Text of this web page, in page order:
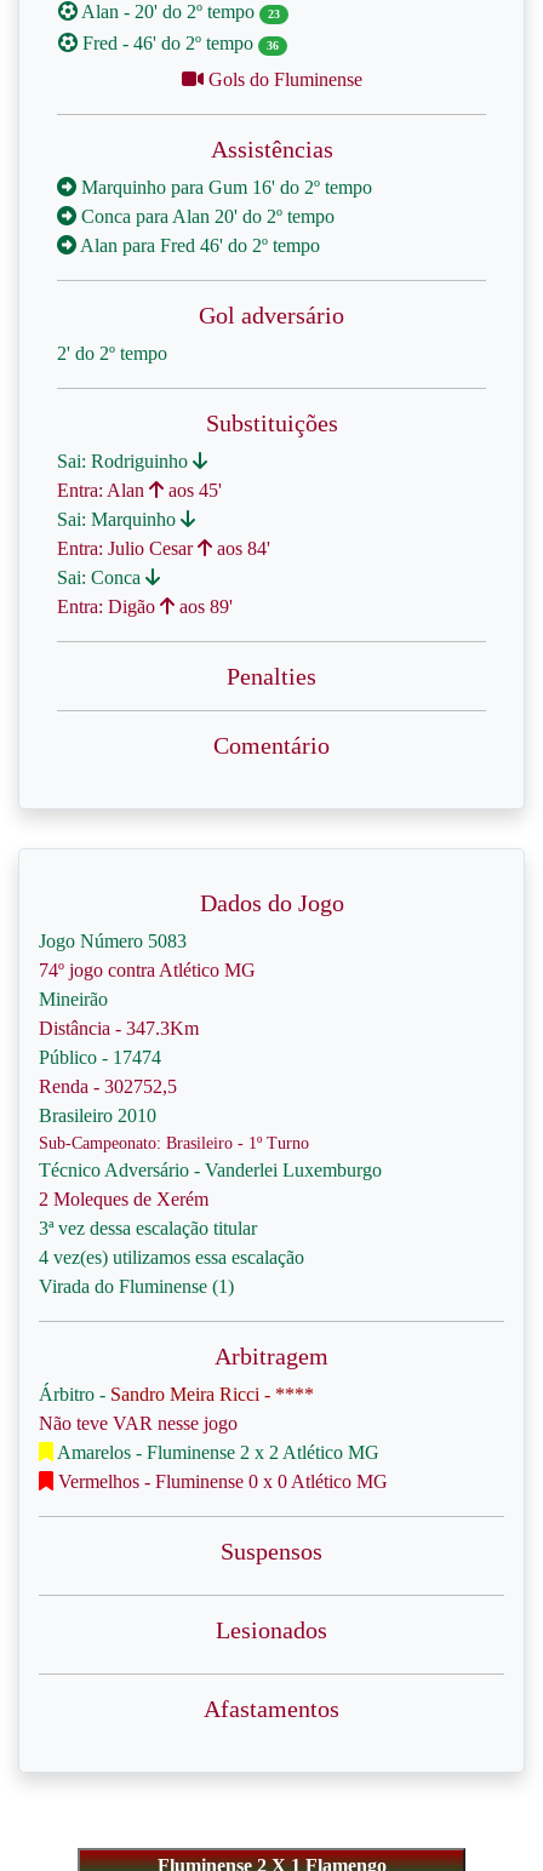
Alan - 20' do 2º tempo 23
Fred - 46' do 2º tempo 36
Gols do Fluminense
Assistências
Marquinho para Gum 16' do 2º tempo
Conca para Alan 20' do 2º tempo
Alan para Fred 46' do 2º tempo
Gol adversário
2' do 2º tempo
Substituições
Sai: Rodriguinho
Entra: Alan
aos 45'
Sai: Marquinho
Entra: Julio Cesar
aos 84'
Sai: Conca
Entra: Digão
aos 89'
Penalties
Comentário
Dados do Jogo
Jogo Número 5083
74º jogo contra Atlético MG
Mineirão
Distância - 347.3Km
Público - 17474
Renda - 302752,5
Brasileiro 2010
Sub-Campeonato: Brasileiro - 1º Turno
Técnico Adversário - Vanderlei Luxemburgo
2 Moleques de Xerém
3ª vez dessa escalação titular
4 vez(es) utilizamos essa escalação
Virada do Fluminense (1)
Arbitragem
Árbitro - Sandro Meira Ricci - ****
Não teve VAR nesse jogo
Amarelos - Fluminense 2 x 2 Atlético MG
Vermelhos - Fluminense 0 x 0 Atlético MG
Suspensos
Lesionados
Afastamentos